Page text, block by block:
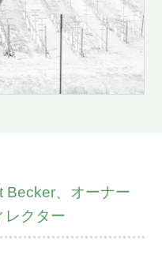
Becker、オーナー
レクター